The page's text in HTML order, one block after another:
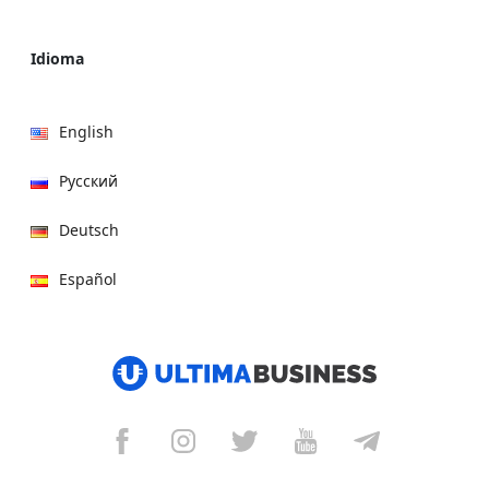
Idioma
English
Русский
Deutsch
Español